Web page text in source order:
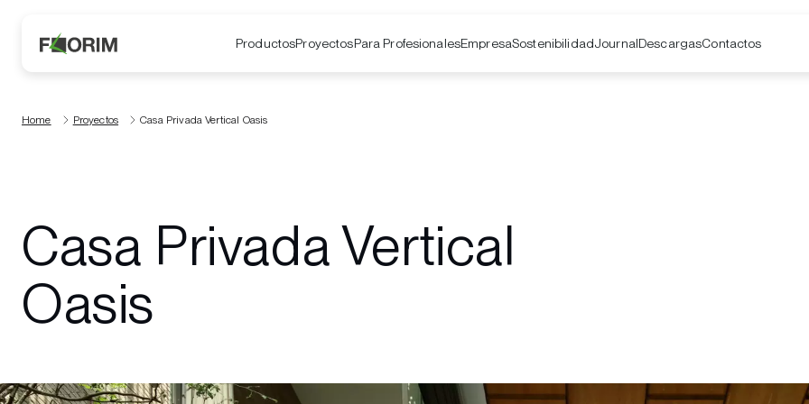
ProductosProyectosPara ProfesionalesEmpresaSostenibilidadJournalDescargasContactos
Home Proyectos Casa Privada Vertical Oasis
Casa Privada Vertical
Oasis